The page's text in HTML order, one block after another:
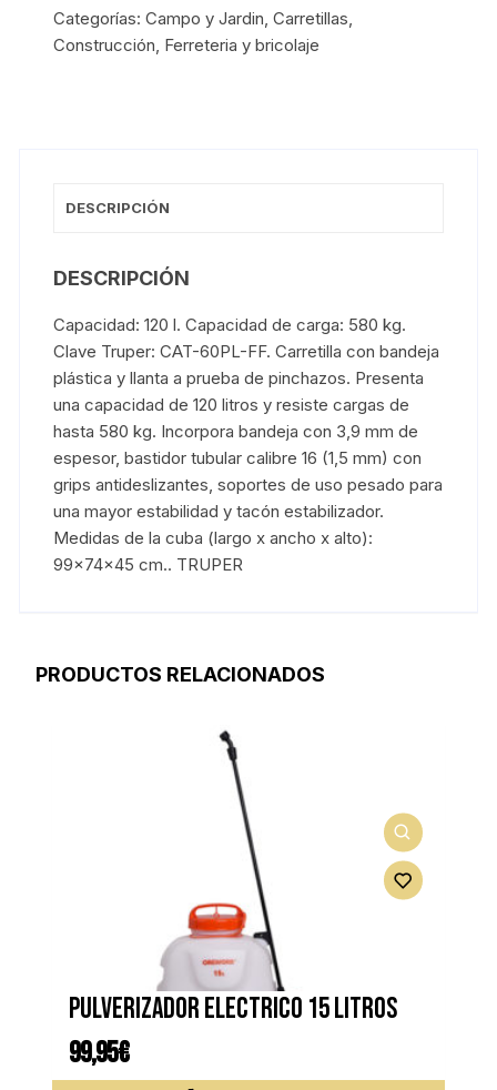
Categorías:Campo y Jardin,Carretillas,
Construcción, Ferreteria y bricolaje
DESCRIPCIÓN
DESCRIPCIÓN
Capacidad: 120 l. Capacidad de carga: 580 kg.
Clave Truper: CAT-60PL-FF. Carretilla con bandeja
plástica y llanta a prueba de pinchazos. Presenta
una capacidad de 120 litros y resiste cargas de
hasta 580 kg. Incorpora bandeja con 3,9 mm de
espesor, bastidor tubular calibre 16 (1,5 mm) con
grips antideslizantes, soportes de uso pesado para
una mayor estabilidad y tacón estabilizador.
Medidas de la cuba (largo x ancho x alto):
99x74x45 cm.. TRUPER
PRODUCTOS RELACIONADOS
Pulverizador electrico 15 litros
99,95€